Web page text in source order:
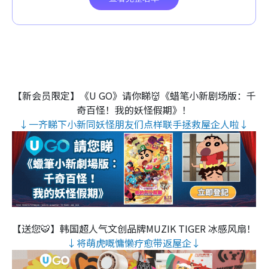
【新会员限定】《U GO》请你睇👹《蜡笔小新剧场版：千
奇百怪！我的妖怪假期》！
↓一齐睇下小新同妖怪朋友们点样联手拯救屋企人啦↓
【送您🐯】韩国超人气文创品牌MUZIK TIGER 冰感风扇！
↓将萌虎嘅慵懒疗愈带返屋企↓